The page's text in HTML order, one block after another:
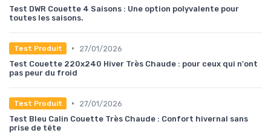
Test DWR Couette 4 Saisons : Une option polyvalente pour
toutes les saisons.
Test Produit •
27/01/2026
Test Couette 220x240 Hiver Très Chaude : pour ceux qui n'ont
pas peur du froid
Test Produit •
27/01/2026
Test Bleu Calin Couette Très Chaude : Confort hivernal sans
prise de tête